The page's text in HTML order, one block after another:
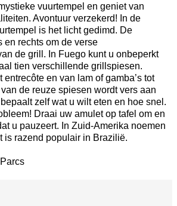
vuurtempel en geniet van
Avontuur verzekerd! In de
is het licht gedimd. De
en rechts om de verse
de grill. In Fuego kunt u onbeperkt
tien verschillende grillspiesen.
entrecôte en van lam of gamba’s tot
de reuze spiesen wordt vers aan
zelf wat u wilt eten en hoe snel.
Draai uw amulet op tafel om en
u pauzeert. In Zuid-Amerika noemen
is razend populair in Brazilië.